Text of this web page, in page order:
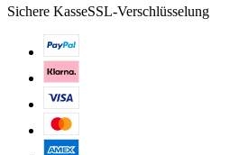
Sichere KasseSSL-Verschlüsselung